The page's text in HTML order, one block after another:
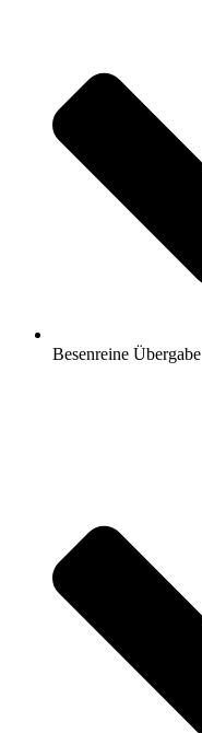
Besenreine Übergabe